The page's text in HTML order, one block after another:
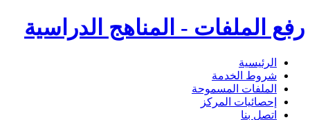
رفع الملفات - المناهج الدراسية
الرئيسية
شروط الخدمة
الملفات المسموحة
إحصائيات المركز
اتصل بنا